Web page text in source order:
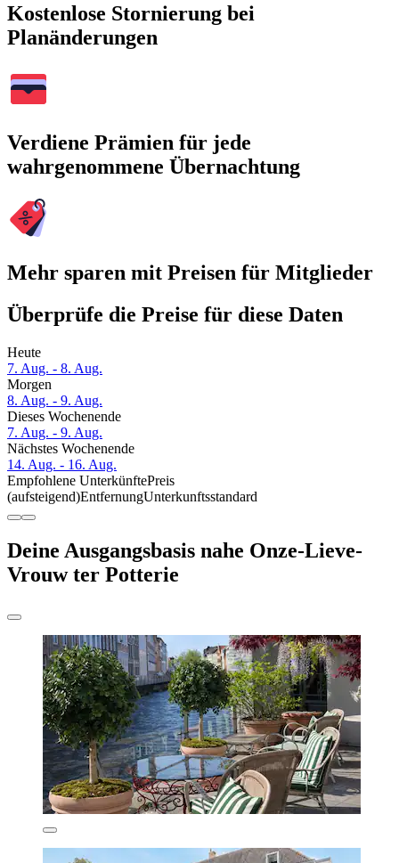
Kostenlose Stornierung bei
Planänderungen
Verdiene Prämien für jede
wahrgenommene Übernachtung
Mehr sparen mit Preisen für Mitglieder
Überprüfe die Preise für diese Daten
Heute
7. Aug. - 8. Aug.
Morgen
8. Aug. - 9. Aug.
Dieses Wochenende
7. Aug. - 9. Aug.
Nächstes Wochenende
14. Aug. - 16. Aug.
Empfohlene UnterkünftePreis
(aufsteigend)EntfernungUnterkunftsstandard
Deine Ausgangsbasis nahe Onze-Lieve-
Vrouw ter Potterie